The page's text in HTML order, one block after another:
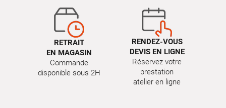
RETRAIT
EN MAGASIN
Commande
disponible sous 2H
RENDEZ-VOUS
DEVIS EN LIGNE
Réservez votre
prestation
atelier en ligne